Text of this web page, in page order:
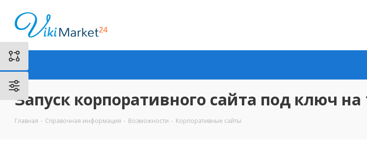
Запуск корпоративного сайта под ключ на
Главная - Справочная информация - Возможности - Корпоративные сайты